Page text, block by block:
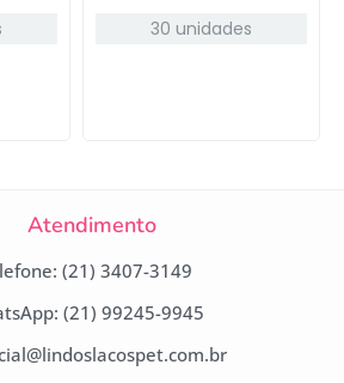
30 unidades
Atendimento
(21) 3407-3149
(21) 99245-9945